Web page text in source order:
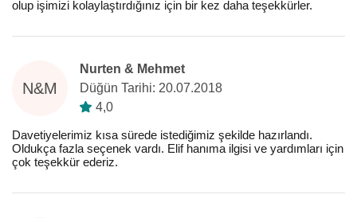
olup işimizi kolaylaştırdığınız için bir kez daha teşekkürler.
N&M
Nurten & Mehmet
Düğün Tarihi: 20.07.2018
4,0
Davetiyelerimiz kısa sürede istediğimiz şekilde hazırlandı.
Oldukça fazla seçenek vardı. Elif hanıma ilgisi ve yardımları için
çok teşekkür ederiz.